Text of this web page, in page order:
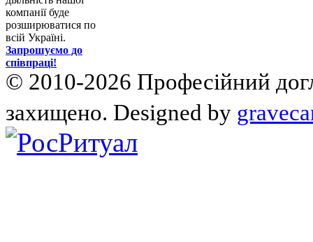
компанії буде
розширюватися по
всій Україні.
Запрошуємо до
співпраці!
© 2010-2026 Професійний
захищено. Designed by